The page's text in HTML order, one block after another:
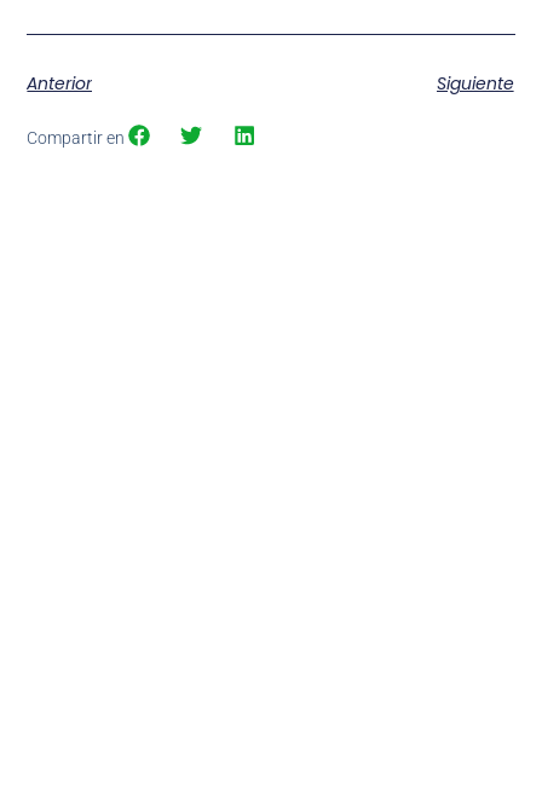
Anterior Siguiente
Compartir en